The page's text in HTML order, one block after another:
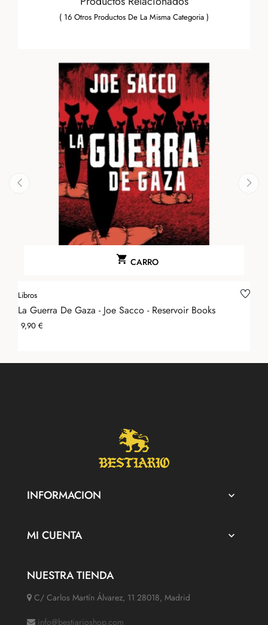
( 16 Otros Productos De La Misma Categoria )
 CARRO
Libros
La Guerra De Gaza - Joe Sacco - Reservoir Books
Precio
9,90 €
INFORMACION 
MI CUENTA 
NUESTRA TIENDA
C/ Carlos Martín Álvarez, 11 28018, Madrid
info@bestiarioshop.com